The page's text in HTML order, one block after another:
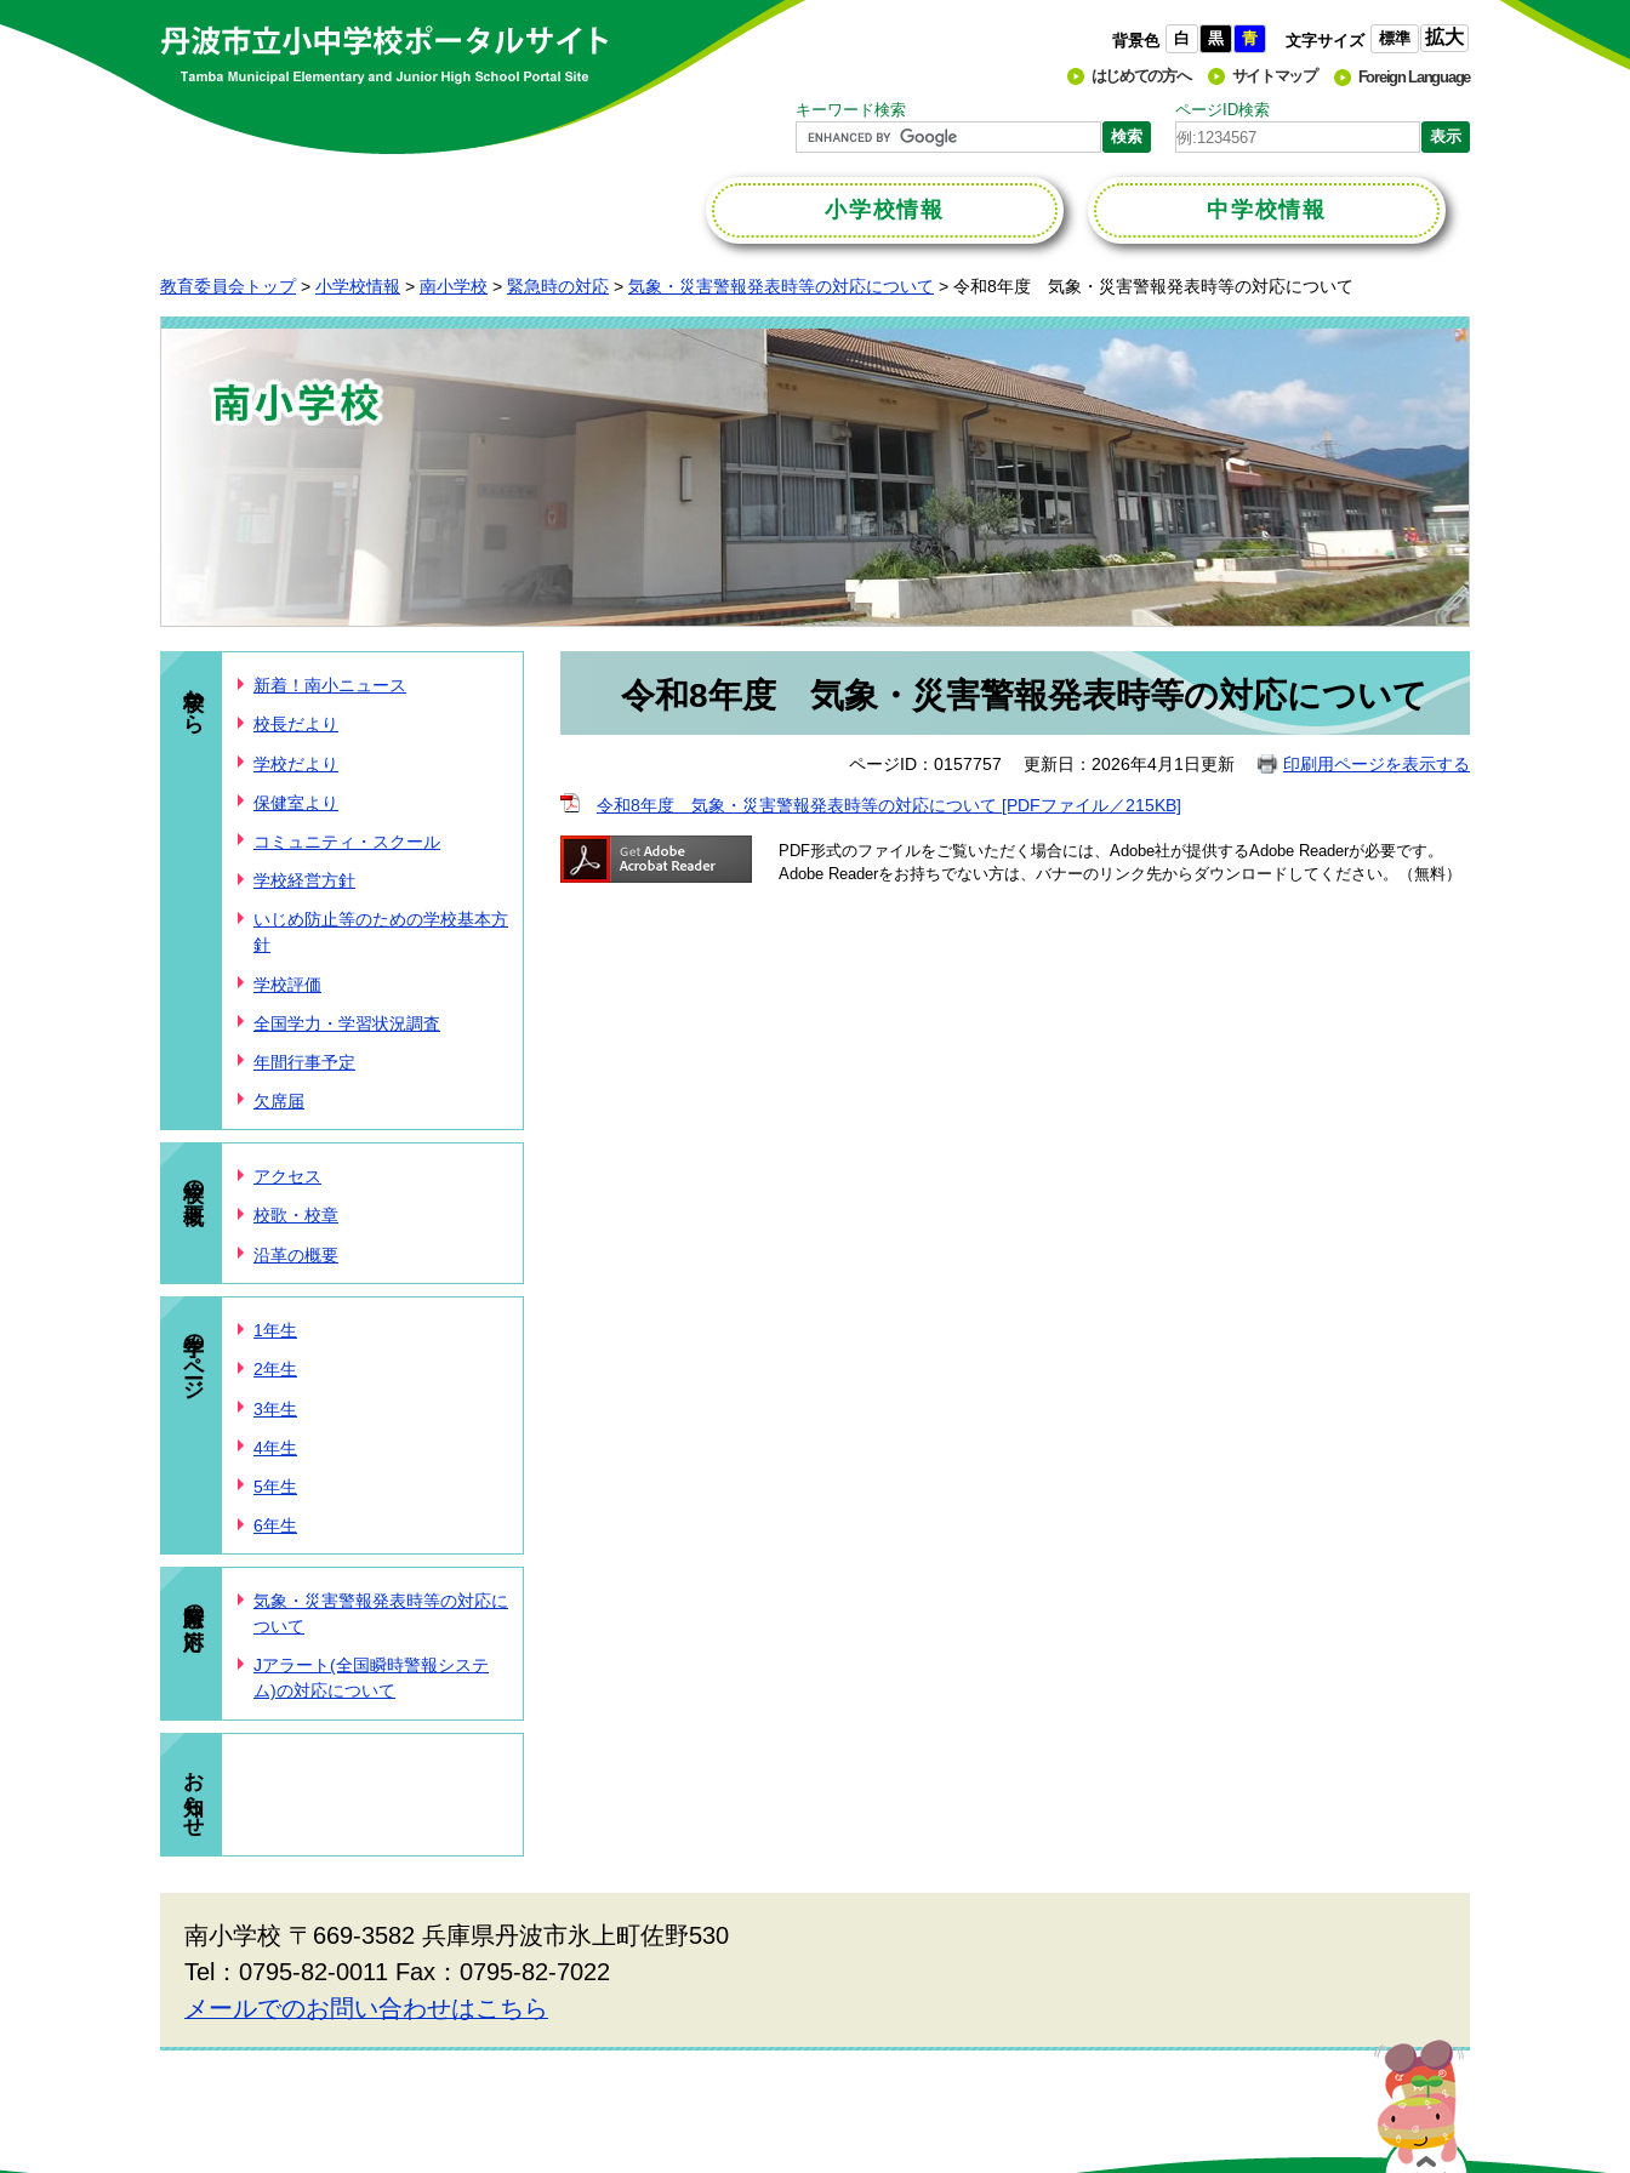
背景色 白 黒 青 文字サイズ 標準 拡大
はじめての方へ サイトマップ
Foreign Language
キーワード検索
ページID検索
小学校情報 中学校情報
教育委員会トップ > 小学校情報 > 南小学校 > 緊急時の対応 > 気象・災害警報発表時等の対応について > 令和8年度 気象・災害警報発表時等の対応について
学校から 新着！南小ニュース
校長だより
学校だより
保健室より
コミュニティ・スクール
学校経営方針
いじめ防止等のための学校基本方
針
学校評価
全国学力・学習状況調査
年間行事予定
欠席届
学校の概要 アクセス
校歌・校章
沿革の概要
学年のページ 1年生
2年生
3年生
4年生
5年生
6年生
緊急時の対応
気象・災害警報発表時等の対応に
ついて
Jアラート(全国瞬時警報システ
ム)の対応について
お知らせ
令和8年度 気象・災害警報発表時等の対応について
ページID：0157757 更新日：2026年4月1日更新 印刷用ページを表示する
令和8年度 気象・災害警報発表時等の対応について [PDFファイル／215KB]
PDF形式のファイルをご覧いただく場合には、Adobe社が提供するAdobe Readerが必要です。
Adobe Readerをお持ちでない方は、バナーのリンク先からダウンロードしてください。（無料）
南小学校 〒669-3582 兵庫県丹波市氷上町佐野530
Tel：0795-82-0011 Fax：0795-82-7022
メールでのお問い合わせはこちら